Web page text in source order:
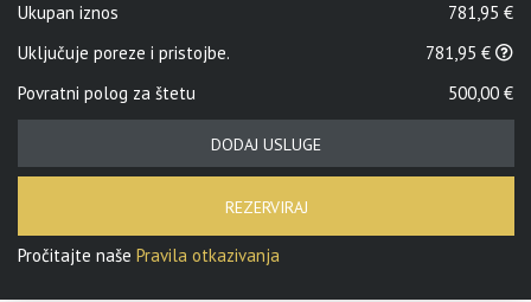
Ukupan iznos
781,95 €
Uključuje poreze i pristojbe.
781,95 €
Povratni polog za štetu
500,00 €
DODAJ USLUGE
REZERVIRAJ
Pročitajte naše Pravila otkazivanja